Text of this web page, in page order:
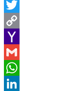
Facebook
Twitter
Copy
Link
Yahoo
Mail
Gmail
WhatsApp